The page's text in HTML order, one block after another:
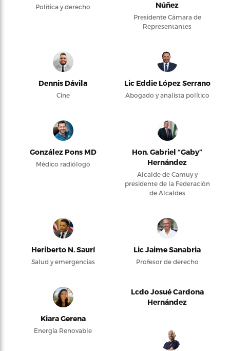
Política y derecho
Núñez
Presidente Cámara de
Representantes
Dennis Dávila
Cine
Lic Eddie López Serrano
Abogado y analista político
González Pons MD
Médico radiólogo
Hon. Gabriel “Gaby”
Hernández
Alcalde de Camuy y
presidente de la Federación
de Alcaldes
Heriberto N. Saurí
Salud y emergencias
Lic Jaime Sanabria
Profesor de derecho
Kiara Gerena
Energía Renovable
Lcdo Josué Cardona
Hernández